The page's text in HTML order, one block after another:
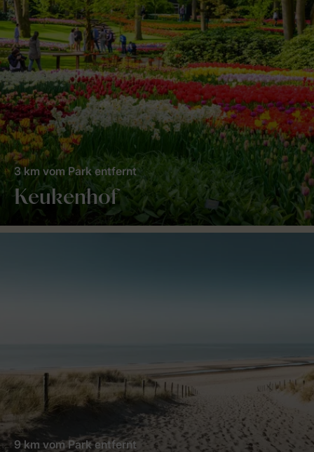
Keukenhof
3 km vom Park entfernt
9 km vom Park entfernt